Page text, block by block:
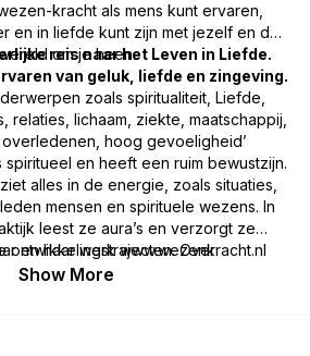
kracht als mens kunt ervaren,
en in liefde kunt zijn met jezelf en de
om je heen.
reis naar het Leven in Liefde.
van geluk, liefde en zingeving.
zoals spiritualiteit, Liefde,
relaties, lichaam, ziekte, maatschappij,
hoog gevoeligheid’
spiritueel en heeft een ruim bewustzijn.
alles in de energie, zoals situaties,
mensen en spirituele wezens. In
leest ze aura’s en verzorgt ze
ontwikkelingstrajecten. Over
en verlichting geeft zij workshop en
en haar werk www.wezenkracht.nl
Show More